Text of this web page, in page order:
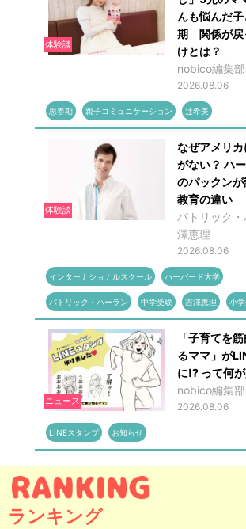
体験談
んも悩んだ
期 関係が戻
けとは？
nobico編集部
2026.08.06
思春期 親子コミュニケーション 辻希美
体験談
なぜアメリカ
がない？ ハ
のパックン
教育の違い
パトリック
澤恵理
2026.08.06
インターナショナルスクール ハーバード大学
パトリック・ハーラン 中学受験 吉澤恵理 小学
ニュース
「子育てを
るママ」が
に!? って何
nobico編集部
2026.08.06
LINEスタンプ お知らせ
ランキング